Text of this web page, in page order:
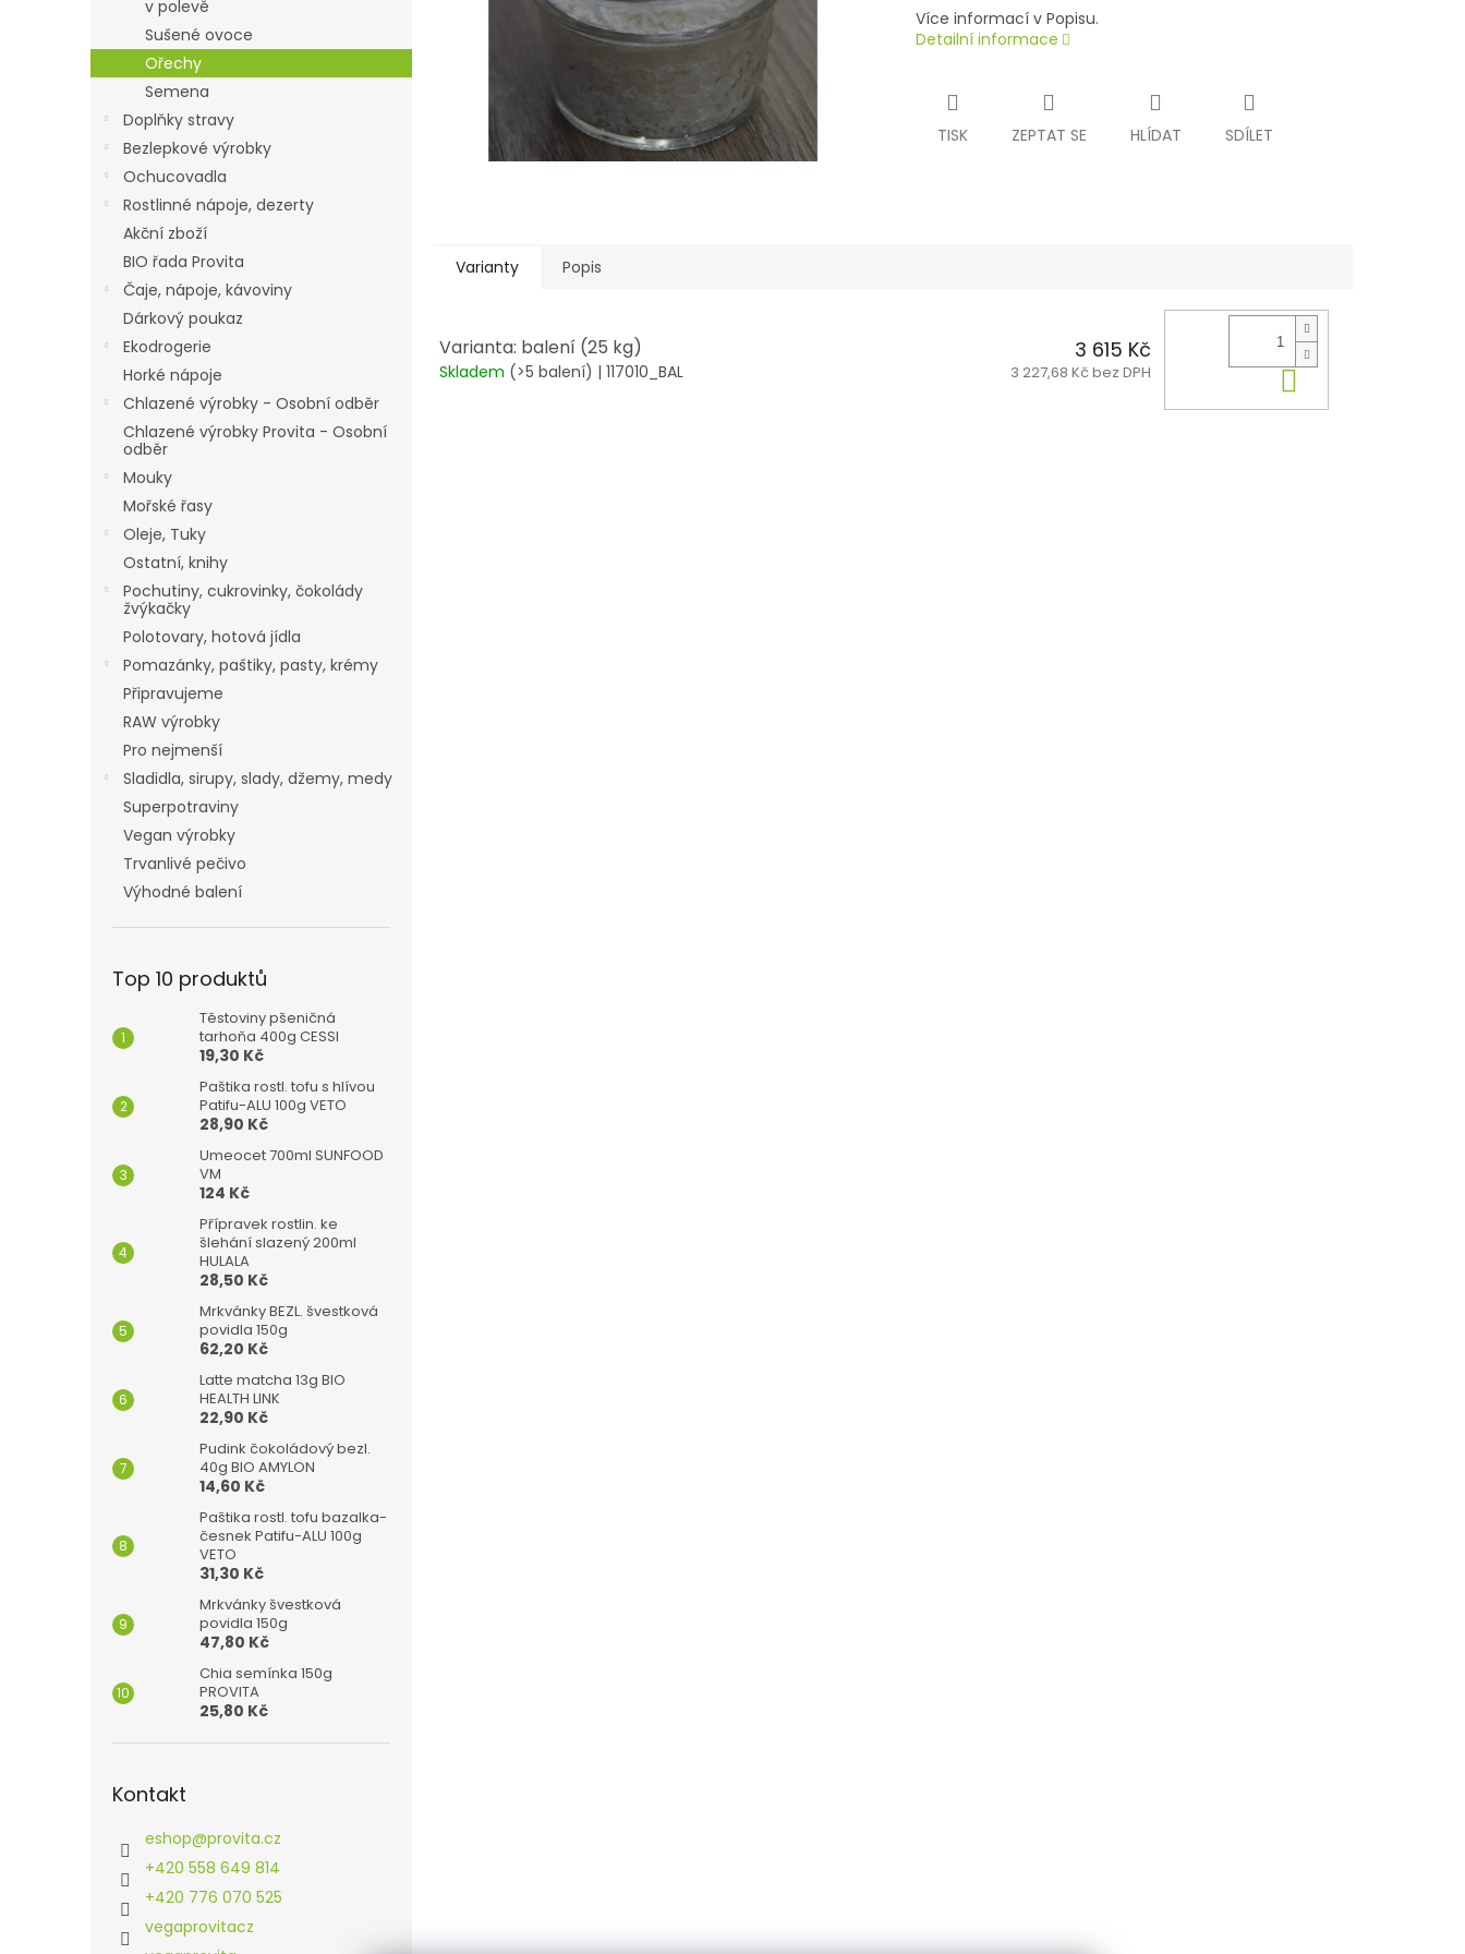
l
v polevě
Sušené ovoce
Ořechy
Semena
Doplňky stravy
Bezlepkové výrobky
Ochucovadla
Rostlinné nápoje, dezerty
Akční zboží
BIO řada Provita
Čaje, nápoje, kávoviny
Dárkový poukaz
Ekodrogerie
Horké nápoje
Chlazené výrobky - Osobní odběr
Chlazené výrobky Provita - Osobní
odběr
Mouky
Mořské řasy
Oleje, Tuky
Ostatní, knihy
Pochutiny, cukrovinky, čokolády
žvýkačky
Polotovary, hotová jídla
Pomazánky, paštiky, pasty, krémy
Připravujeme
RAW výrobky
Pro nejmenší
Sladidla, sirupy, slady, džemy, medy
Superpotraviny
Vegan výrobky
Trvanlivé pečivo
Výhodné balení
Top 10 produktů
Těstoviny pšeničná
tarhoňa 400g CESSI
19,30 Kč
Paštika rostl. tofu s hlívou
Patifu-ALU 100g VETO
28,90 Kč
Umeocet 700ml SUNFOOD
VM
124 Kč
Přípravek rostlin. ke
šlehání slazený 200ml
HULALA
28,50 Kč
Mrkvánky BEZL. švestková
povidla 150g
62,20 Kč
Latte matcha 13g BIO
HEALTH LINK
22,90 Kč
Pudink čokoládový bezl.
40g BIO AMYLON
14,60 Kč
Paštika rostl. tofu bazalka-
česnek Patifu-ALU 100g
VETO
31,30 Kč
Mrkvánky švestková
povidla 150g
47,80 Kč
Chia semínka 150g
PROVITA
25,80 Kč
Kontakt
eshop@provita.cz
+420 558 649 814
+420 776 070 525
vegaprovitacz
Více informací v Popisu.
Detailní informace
TISK ZEPTAT SE HLÍDAT SDÍLET
Varianty Popis
Varianta: balení (25 kg)
Skladem (>5 balení) | 117010_BAL
3 615 Kč
3 227,68 Kč bez DPH